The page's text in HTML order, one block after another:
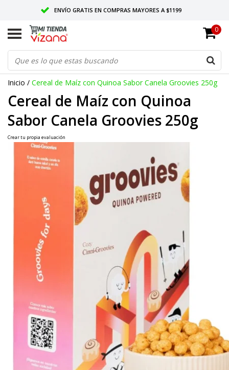
ENVÍO GRATIS EN COMPRAS MAYORES A $1199
CALIDAD VIZANA GARANTIZADA
0
Inicio / Cereal de Maíz con Quinoa Sabor Canela Groovies 250g
Cereal de Maíz con Quinoa
Sabor Canela Groovies 250g
Crear tu propia evaluación